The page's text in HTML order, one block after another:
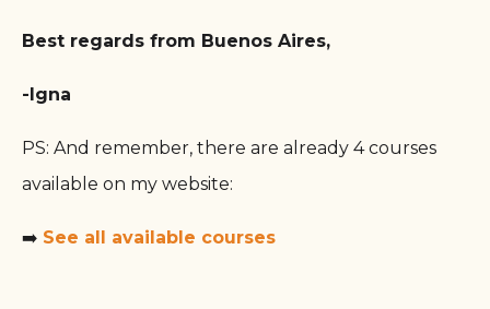
Best regards from Buenos Aires,
-Igna
PS: And remember, there are already 4 courses
available on my website:
➡️ See all available courses